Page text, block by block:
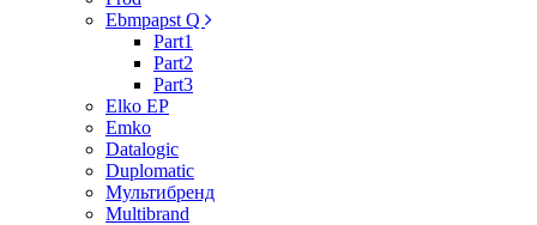
Ebmpapst Q
Part1
Part2
Part3
Elko EP
Emko
Datalogic
Duplomatic
Мультибренд
Multibrand